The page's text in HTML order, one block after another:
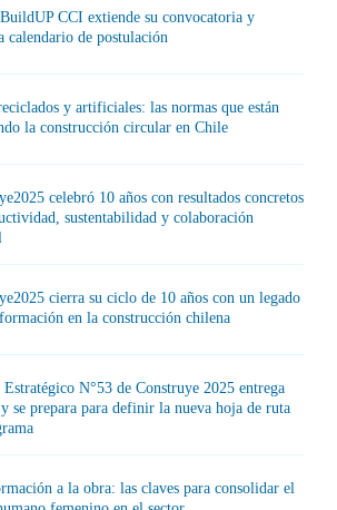
CCI extiende su convocatoria y
calendario de postulación
y artificiales: las normas que están
la construcción circular en Chile
celebró 10 años con resultados concretos
sustentabilidad y colaboración
cierra su ciclo de 10 años con un legado
en la construcción chilena
Estratégico N°53 de Construye 2025 entrega
se prepara para definir la nueva hoja de ruta
a la obra: las claves para consolidar el